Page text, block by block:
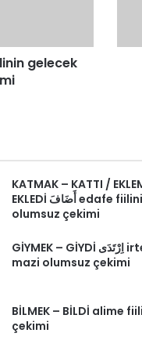
KATMAK – KATTI /
EKLEDİ أَضَافَ edafe fiilinin mazi
olumsuz çekimi
GİYMEK – GİYDİ اِرْتَدَى irteda fiilinin
mazi olumsuz çekimi
BİLMEK – BİLDİ alime
çekimi